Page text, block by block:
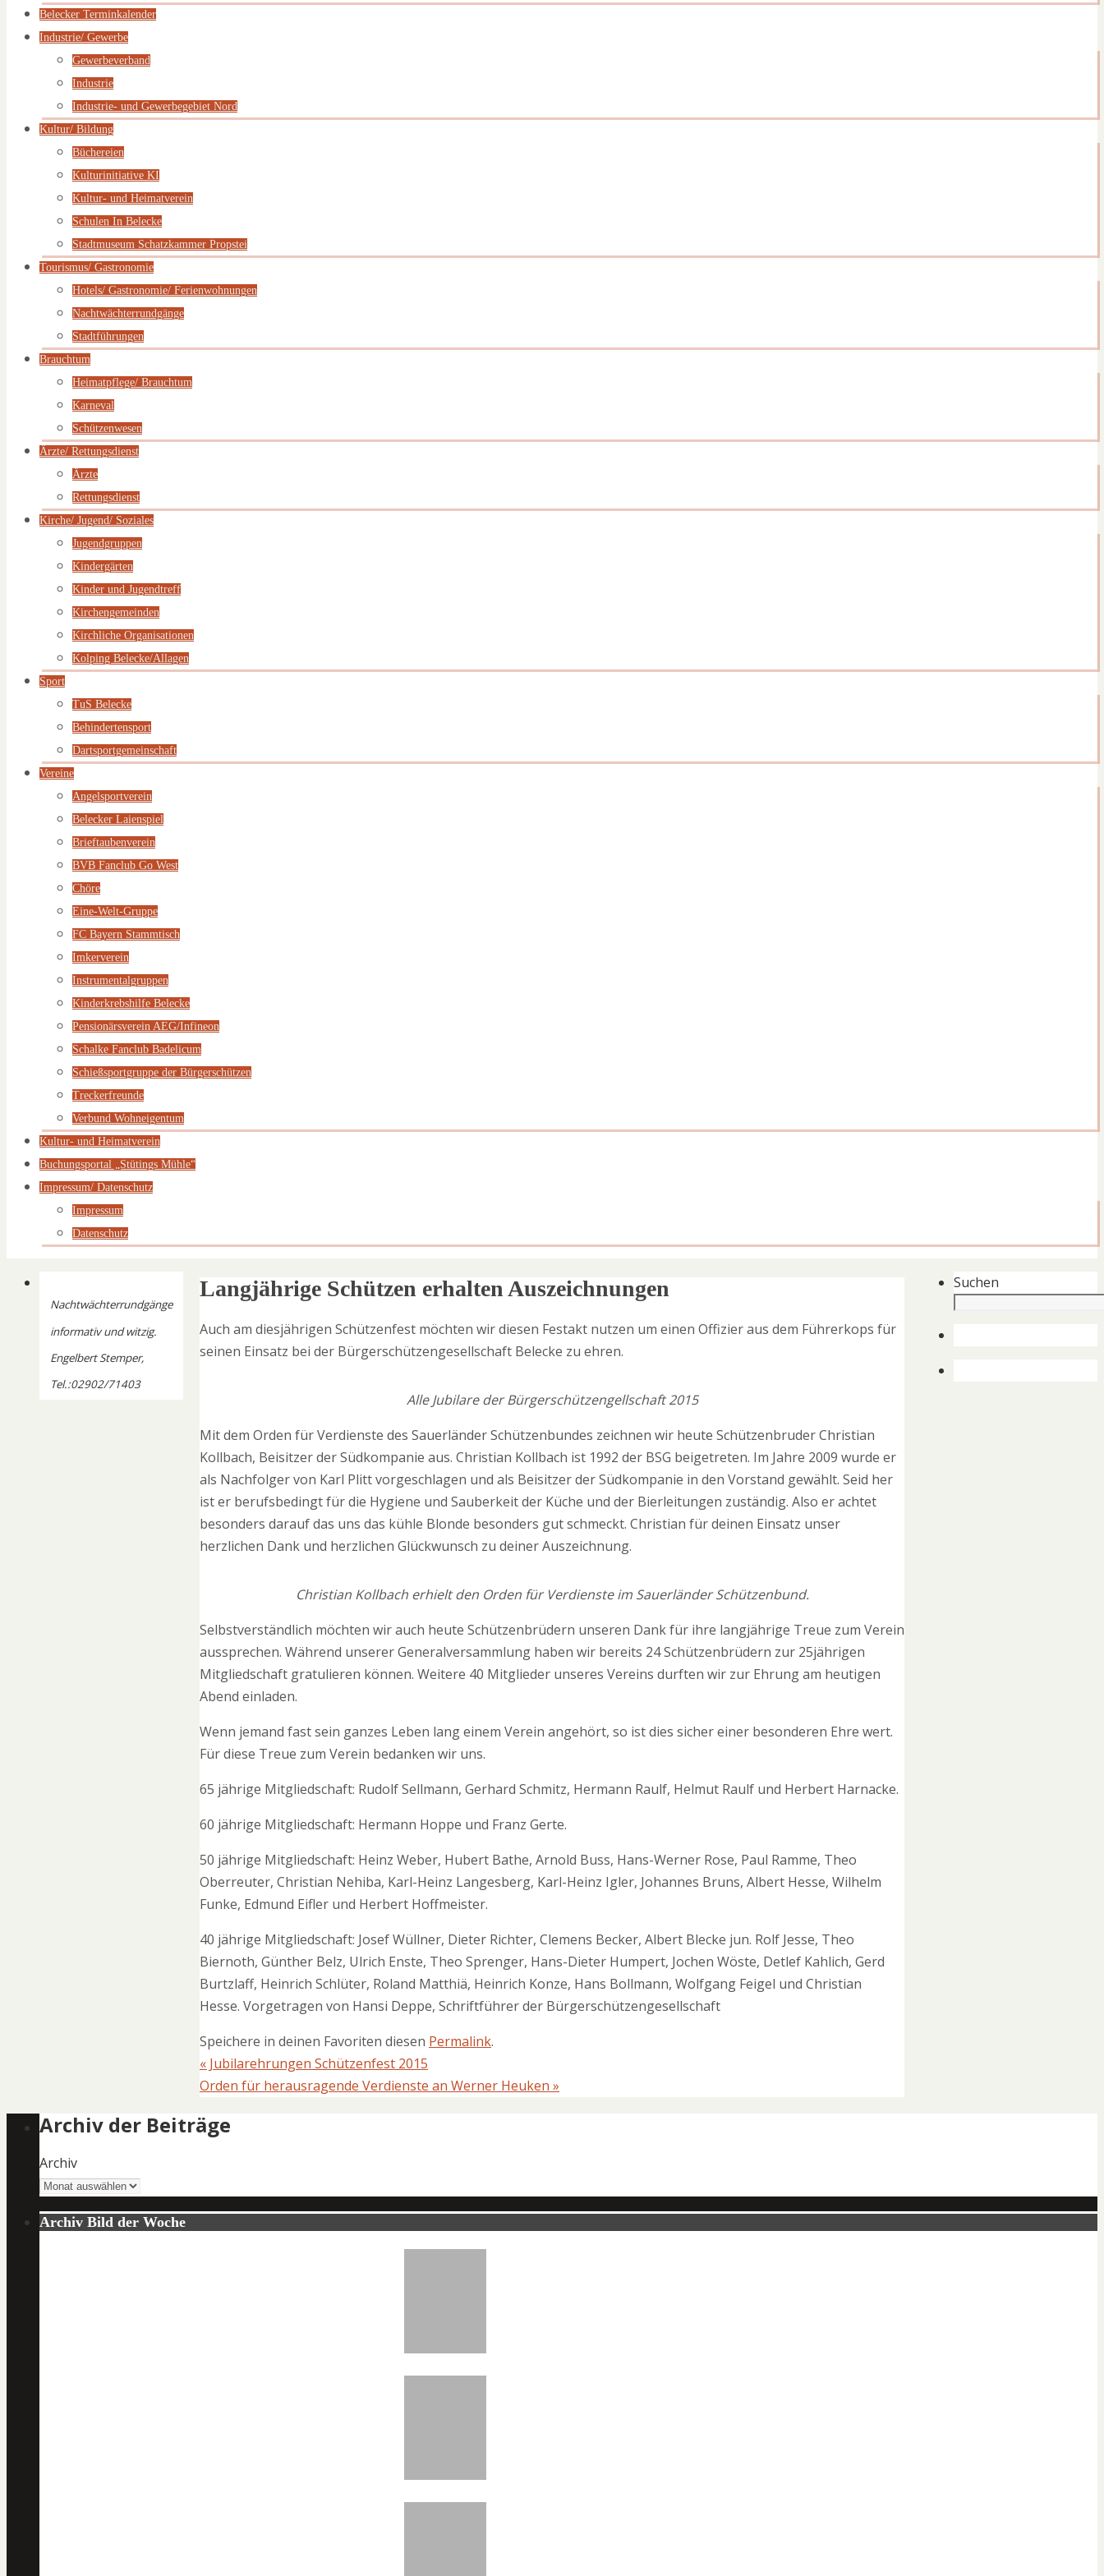
Belecker Terminkalender
Industrie/ Gewerbe
Gewerbeverband
Industrie
Industrie- und Gewerbegebiet Nord
Kultur/ Bildung
Büchereien
Kulturinitiative KI
Kultur- und Heimatverein
Schulen In Belecke
Stadtmuseum Schatzkammer Propstei
Tourismus/ Gastronomie
Hotels/ Gastronomie/ Ferienwohnungen
Nachtwächterrundgänge
Stadtführungen
Brauchtum
Heimatpflege/ Brauchtum
Karneval
Schützenwesen
Ärzte/ Rettungsdienst
Ärzte
Rettungsdienst
Kirche/ Jugend/ Soziales
Jugendgruppen
Kindergärten
Kinder und Jugendtreff
Kirchengemeinden
Kirchliche Organisationen
Kolping Belecke/Allagen
Sport
TuS Belecke
Behindertensport
Dartsportgemeinschaft
Vereine
Angelsportverein
Belecker Laienspiel
Brieftaubenverein
BVB Fanclub Go West
Chöre
Eine-Welt-Gruppe
FC Bayern Stammtisch
Imkerverein
Instrumentalgruppen
Kinderkrebshilfe Belecke
Pensionärsverein AEG/Infineon
Schalke Fanclub Badelicum
Schießsportgruppe der Bürgerschützen
Treckerfreunde
Verbund Wohneigentum
Kultur- und Heimatverein
Buchungsportal „Stütings Mühle“
Impressum/ Datenschutz
Impressum
Datenschutz
Langjährige Schützen erhalten Auszeichnungen
Auch am diesjährigen Schützenfest möchten wir diesen Festakt nutzen um einen Offizier aus dem Führerkops für
seinen Einsatz bei der Bürgerschützengesellschaft Belecke zu ehren.
Alle Jubilare der Bürgerschützengellschaft 2015
Mit dem Orden fürVerdienste des Sauerländer Schützenbundes zeichnen wir heute SchützenbruderChristian
Kollbach, Beisitzer der Südkompanie aus. Christian Kollbach ist 1992 der BSG beigetreten. Im Jahre 2009 wurde er
als Nachfolger von Karl Plitt vorgeschlagen und als Beisitzer der Südkompanie in den Vorstand gewählt. Seid her
ist er berufsbedingt für die Hygiene und Sauberkeit der Küche und der Bierleitungen zuständig. Also er achtet
besonders darauf das uns das kühle Blonde besonders gut schmeckt. Christian für deinen Einsatz unser
herzlichen Dank und herzlichen Glückwunsch zu deiner Auszeichnung.
Christian Kollbach erhielt den Orden für Verdienste im Sauerländer Schützenbund.
Selbstverständlich möchten wir auch heute Schützenbrüdern unseren Dank für ihre langjährige Treue zum Verein
aussprechen. Während unserer Generalversammlung haben wir bereits 24 Schützenbrüdern zur 25jährigen
Mitgliedschaft gratulieren können. Weitere 40 Mitglieder unseres Vereins durften wir zur Ehrung am heutigen
Abend einladen.
Wenn jemand fast sein ganzes Leben lang einem Verein angehört, so ist dies sicher einer besonderen Ehre wert.
Für diese Treue zum Verein bedanken wir uns.
65 jährige Mitgliedschaft: Rudolf Sellmann, Gerhard Schmitz, Hermann Raulf, Helmut Raulf und Herbert Harnacke.
60 jährige Mitgliedschaft: Hermann Hoppe und Franz Gerte.
50 jährige Mitgliedschaft: Heinz Weber, Hubert Bathe, Arnold Buss, Hans-Werner Rose, Paul Ramme, Theo
Oberreuter, Christian Nehiba, Karl-Heinz Langesberg, Karl-Heinz Igler, Johannes Bruns, Albert Hesse, Wilhelm
Funke, Edmund Eifler und Herbert Hoffmeister.
40 jährige Mitgliedschaft: Josef Wüllner, Dieter Richter, Clemens Becker, Albert Blecke jun. Rolf Jesse, Theo
Biernoth, Günther Belz, Ulrich Enste, Theo Sprenger, Hans-Dieter Humpert, Jochen Wöste, Detlef Kahlich, Gerd
Burtzlaff, Heinrich Schlüter, Roland Matthiä, Heinrich Konze, Hans Bollmann, Wolfgang Feigel und Christian
Hesse. Vorgetragen von Hansi Deppe, Schriftführer der Bürgerschützengesellschaft
Speichere in deinen Favoriten diesen Permalink.
« Jubilarehrungen Schützenfest 2015
Orden für herausragende Verdienste an Werner Heuken »
Nachtwächterrundgänge
informativ und witzig.
Engelbert Stemper,
Tel.:02902/71403
Suchen
Archiv der Beiträge
Archiv
Archiv Bild der Woche